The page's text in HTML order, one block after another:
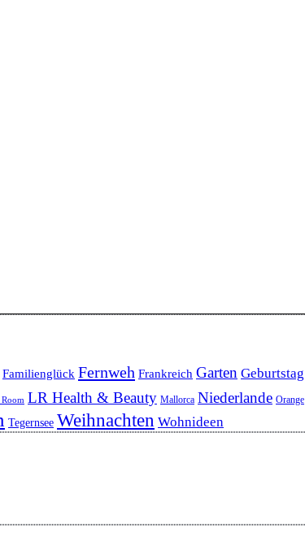
Familienglück Fernweh Frankreich Garten Geburtstag
LR Health & Beauty Mallorca Niederlande Orange
Tegernsee Weihnachten Wohnideen